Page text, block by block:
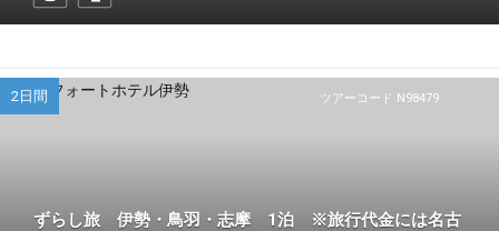
ツアーコード N98479
2日間
ずらし旅 伊勢・鳥羽・志摩 1泊 ※旅行代金には名古